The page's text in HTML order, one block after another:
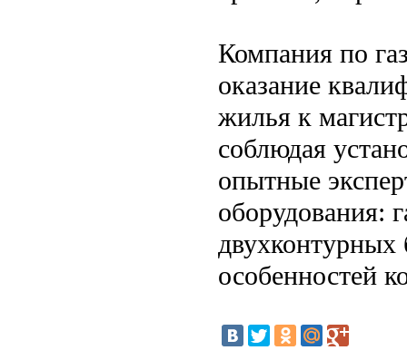
Компания по
оказание
жилья к
соблюдая
опытные
оборудования:
двухконтурных
особенностей